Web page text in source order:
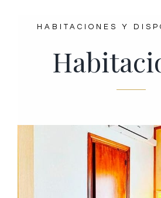
HABITACIONES Y